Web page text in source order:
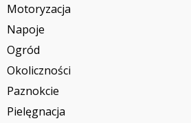
Motoryzacja
Napoje
Ogród
Okoliczności
Paznokcie
Pielęgnacja